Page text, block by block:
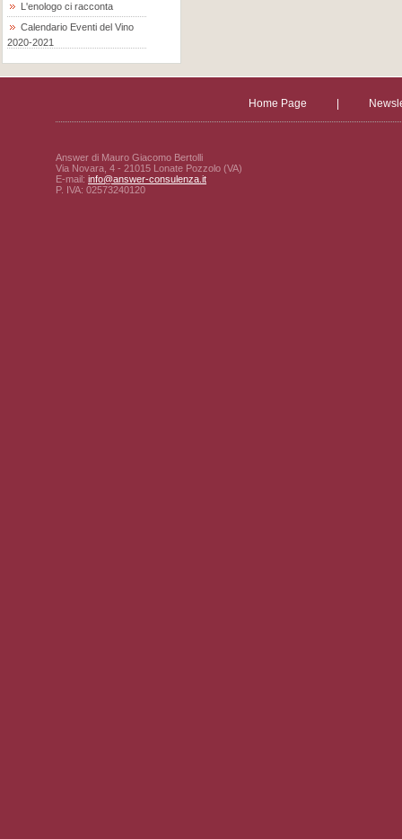
L'enologo ci racconta
Calendario Eventi del Vino
2020-2021
Home Page
Answer di Mauro Giacomo Bertolli
Via Novara, 4 - 21015 Lonate Pozzolo (VA)
E-mail: info@answer-consulenza.it
P. IVA: 02573240120